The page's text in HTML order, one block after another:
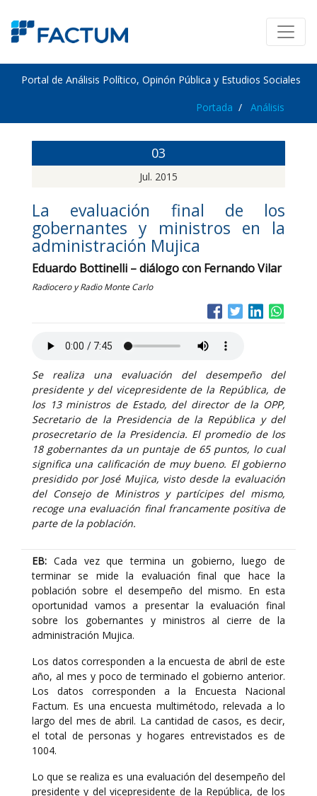
Portal de Análisis Político, Opinón Pública y Estudios Sociales
Portada Análisis
03
Jul. 2015
La evaluación final de los
gobernantes y ministros en la
administración Mujica
Eduardo Bottinelli – diálogo con Fernando Vilar
Radiocero y Radio Monte Carlo
Se realiza una evaluación del desempeño del
presidente y del vicepresidente de la República, de
los 13 ministros de Estado, del director de la OPP,
Secretario de la Presidencia de la República y del
prosecretario de la Presidencia. El promedio de los
18 gobernantes da un puntaje de 65 puntos, lo cual
significa una calificación de muy bueno. El gobierno
presidido por José Mujica, visto desde la evaluación
del Consejo de Ministros y partícipes del mismo,
recoge una evaluación final francamente positiva de
parte de la población.
EB: Cada vez que termina un gobierno, luego de
terminar se mide la evaluación final que hace la
población sobre el desempeño del mismo. En esta
oportunidad vamos a presentar la evaluación final
sobre los gobernantes y ministros al cierre de la
administración Mujica.
Los datos corresponden a la encuesta de abril de este
año, al mes y poco de terminado el gobierno anterior.
Los datos corresponden a la Encuesta Nacional
Factum. Es una encuesta multimétodo, relevada a lo
largo del mes de abril. La cantidad de casos, es decir,
el total de personas y hogares entrevistados es de
1004.
Lo que se realiza es una evaluación del desempeño del
presidente y del vicepresidente de la República, de los